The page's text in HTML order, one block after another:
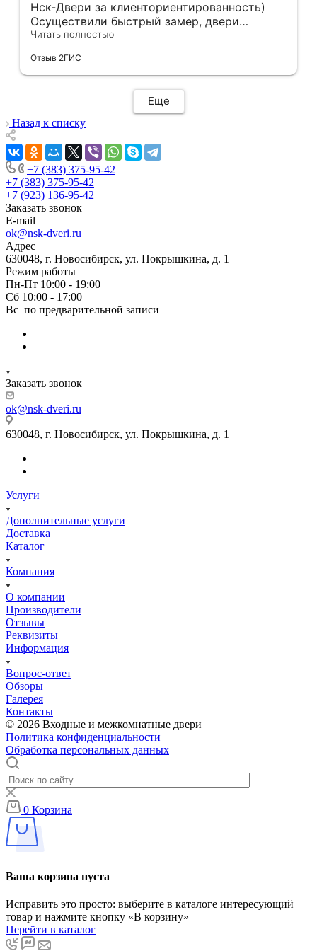
Нск-Двери за клиенториентированность)
Осуществили быстрый замер, двери
оказались в наличии. По доставке
компанию, где я могу указать удобный для
меня интервал времени, а не ждать весь
день🙏 Не могу не отметить качественный
монтаж дверей, спасибо мастеру Антону за
его труд!!!
Читать полностью
Отзыв 2ГИС
Еще
Назад к списку
+7 (383) 375-95-42
+7 (383) 375-95-42
+7 (923) 136-95-42
Заказать звонок
E-mail
ok@nsk-dveri.ru
Адрес
630048, г. Новосибирск, ул. Покрышкина, д. 1
Режим работы
Пн-Пт 10:00 - 19:00
Сб 10:00 - 17:00
Вс по предварительной записи
Заказать звонок
ok@nsk-dveri.ru
630048, г. Новосибирск, ул. Покрышкина, д. 1
Услуги
Дополнительные услуги
Доставка
Каталог
Компания
О компании
Производители
Отзывы
Реквизиты
Информация
Вопрос-ответ
Обзоры
Галерея
Контакты
© 2026 Входные и межкомнатные двери
Политика конфиденциальности
Обработка персональных данных
0 Корзина
Ваша корзина пуста
Исправить это просто: выберите в каталоге интересующий
товар и нажмите кнопку «В корзину»
Перейти в каталог